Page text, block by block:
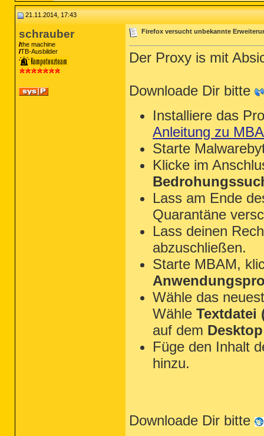
21.11.2014, 17:43
schrauber
the machine
TB-Ausbilder
Firefox versucht unbekannte
Der Proxy is mit
Downloade Dir bitte
Installiere das
Anleitung zu
Starte
Klicke im
Lass am Ende
Quarantäne
Lass deinen
abzuschließen.
Starte MBAM,
Wähle das
Wähle Textdatei
auf dem Desktop
Füge den Inhalt
hinzu.
Downloade Dir bitte